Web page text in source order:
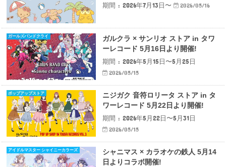
期間 : 2026年7月13日〜
2026/05/16
ガールズバンドクライ
ガルクラ × サンリオ ストア in タワ
ーレコード 5月16日より開催!
期間 : 2026年5月15日〜5月25日
2026/05/15
ポップアップストア
ニジガク 音符ロリータ ストア in タ
ワーレコード 5月22日より開催!
期間 : 2026年5月22日〜5月31日
2026/05/15
アイドルマスター シャイニーカラーズ
シャニマス × カラオケの鉄人 5月14
日よりコラボ開催!